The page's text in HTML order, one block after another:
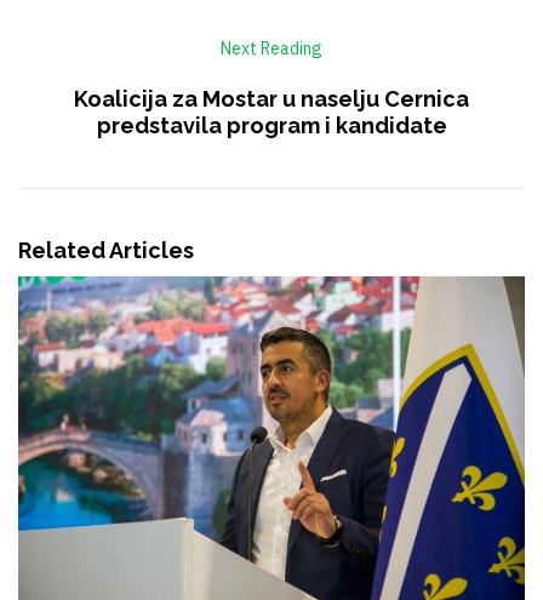
Next Reading
Koalicija za Mostar u naselju Cernica
predstavila program i kandidate
Related Articles